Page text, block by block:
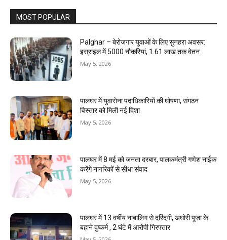
MOST POPULAR
Palghar – बेरोजगार युवाओं के लिए सुनहरा अवसर:
इस्राइल में 5000 नौकरियां, ₹1.61 लाख तक वेतन
May 5, 2026
पालघर में युवासेना पदाधिकारियों की घोषणा, संगठन
विस्तार को मिली नई दिशा
May 5, 2026
पालघर में 8 मई को जनता दरबार, पालकमंत्री गणेश नाईक
करेंगे नागरिकों से सीधा संवाद
May 5, 2026
पालघर में 13 वर्षीय नाबालिग से दरिंदगी, अघोरी पूजा के
बहाने दुष्कर्म , 2 घंटे में आरोपी गिरफ्तार